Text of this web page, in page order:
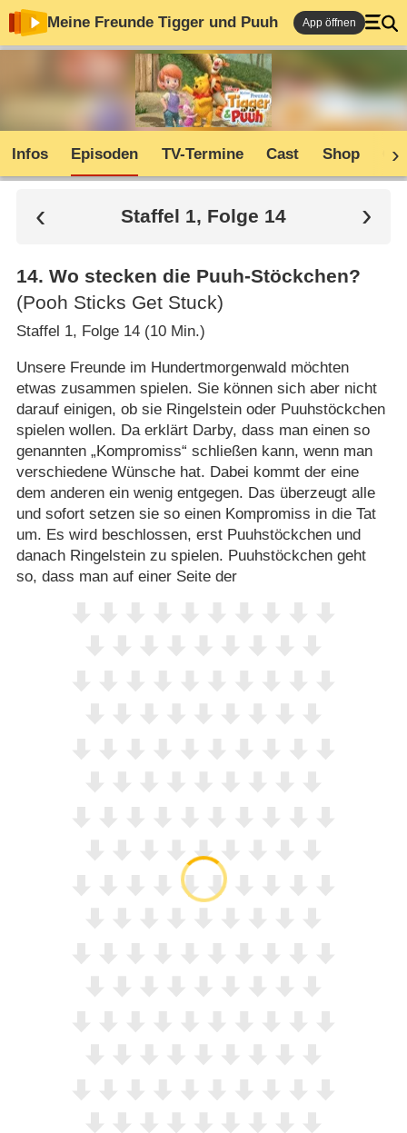
Meine Freunde Tigger und Puuh App öffnen
Infos Episoden TV-Termine Cast Shop
Staffel 1, Folge 14
14. Wo stecken die Puuh-Stöckchen?
(Pooh Sticks Get Stuck)
Staffel 1, Folge 14 (10 Min.)
Unsere Freunde im Hundertmorgenwald möchten
etwas zusammen spielen. Sie können sich aber nicht
darauf einigen, ob sie Ringelstein oder Puuhstöckchen
spielen wollen. Da erklärt Darby, dass man einen so
genannten „Kompromiss“ schließen kann, wenn man
verschiedene Wünsche hat. Dabei kommt der eine
dem anderen ein wenig entgegen. Das überzeugt alle
und sofort setzen sie so einen Kompromiss in die Tat
um. Es wird beschlossen, erst Puuhstöckchen und
danach Ringelstein zu spielen. Puuhstöckchen geht
so, dass man auf einer Seite der